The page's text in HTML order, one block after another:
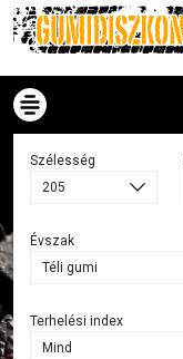
Szélesség
Évszak
Terhelési index